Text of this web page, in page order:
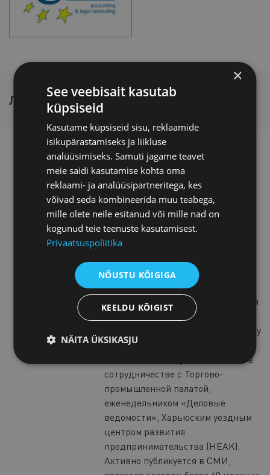
ЛЕКТОР
Анжела Мелихова
Анжела Мелихова, PhD,
преподаватель, юрист
консалтинговой компании
ABConsult Plus, специалист в
области трудового и
корпоративного права Эстонии и
активно совмещает с
педагогической и научной работой
в ряде высших учебных заведений
Эстонии. Более 12 лет проводит
обучающие семинары по трудовому
и корпоративному
законодательству Эстонии и ЕС в
сотрудничестве с Торгово-
промышленной палатой,
еженедельником «Деловые
ведомости», Харьюским уездным
центром развития
предпринимательства (HEAK).
Активно публикуется в СМИ,
×
See veebisait kasutab
küpsiseid
Kasutame küpsiseid sisu, reklaamide
isikupärastamiseks ja liikluse
analüüsimiseks. Samuti jagame teavet
meie saidi kasutamise kohta oma
reklaami- ja analüüsipartneritega, kes
võivad seda kombineerida muu teabega,
mille olete neile esitanud või mille nad on
kogunud teie teenuste kasutamisest.
Privaatsuspoliitika
NÕUSTU KÕIGIGA
KEELDU KÕIGIST
NÄITA ÜKSIKASJU